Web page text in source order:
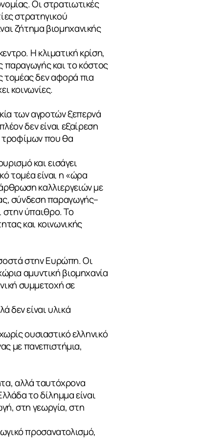
Οι στρατιωτικές
στρατηγικού
ζήτημα βιομηχανικής
Η κλιματική κρίση,
παραγωγής και το κόστος
τομέας δεν αφορά πια
κοινωνίες.
των αγροτών ξεπερνά
δεν είναι εξαίρεση
τροφίμων που θα
και εισάγει
τομέα είναι η «ώρα
καλλιεργειών με
σύνδεση παραγωγής–
στην ύπαιθρο. Το
και κοινωνικής
στην Ευρώπη. Οι
αμυντική βιομηχανία
συμμετοχή σε
δεν είναι υλικά
ουσιαστικό ελληνικό
με πανεπιστήμια,
αλλά ταυτόχρονα
το δίλημμα είναι
στη γεωργία, στη
προσανατολισμό,